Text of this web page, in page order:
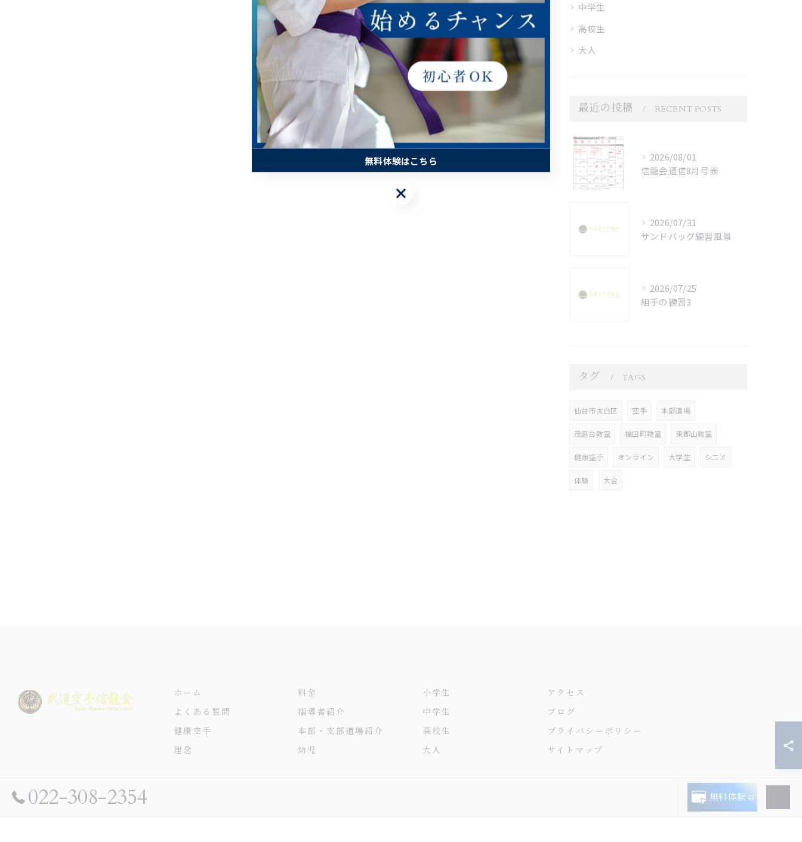
中学生
高校生
大人
最近の投稿 RECENT POSTS
2026/08/01
信龍会通信8月号表
2026/07/31
サンドバッグ練習風景
2026/07/25
組手の練習3
タグ TAGS
仙台市太白区 空手 本部道場
茂庭台教室 福田町教室 東郡山教室
健康空手 オンライン 大学生 シニア
体験 大会
022-308-2354 無料体験
ホーム
よくある質問
健康空手
理念
料金
指導者紹介
本部・支部道場紹介
幼児
小学生
中学生
高校生
大人
アクセス
ブログ
プライバシーポリシー
サイトマップ
無料体験はこちら
無料体験はこちら